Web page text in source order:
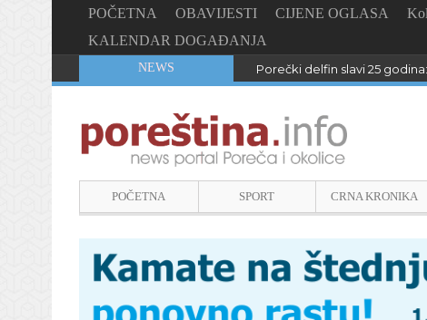
POČETNA OBAVIJESTI CIJENE OGLASA
KALENDAR DOGAĐANJA
NEWS Porečki delfin slavi 25
POČETNA SPORT CRNA KRONIKA